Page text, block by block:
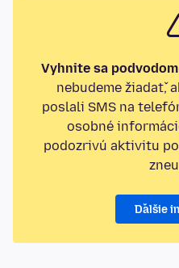
Vyhnite sa
nebudeme žiadať,
poslali SMS na
osobné
podozrivú aktivitu
Ďalšie